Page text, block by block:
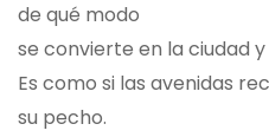
de qué modo
se convierte en la ciudad
Es como si las avenidas
su pecho.